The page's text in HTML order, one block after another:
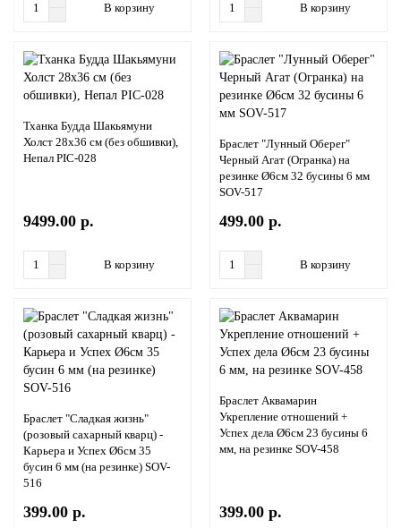
В корзину В корзину
Тханка Будда Шакьямуни
Холст 28х36 см (без обшивки),
Непал PIC-028
9499.00 р.
В корзину
Браслет "Лунный Оберег"
Черный Агат (Огранка) на
резинке Ø6см 32 бусины 6 мм
SOV-517
499.00 р.
В корзину
Браслет "Сладкая жизнь"
(розовый сахарный кварц) -
Карьера и Успех Ø6см 35
бусин 6 мм (на резинке) SOV-
516
399.00 р.
Браслет Аквамарин
Укрепление отношений +
Успех дела Ø6см 23 бусины 6
мм, на резинке SOV-458
399.00 р.